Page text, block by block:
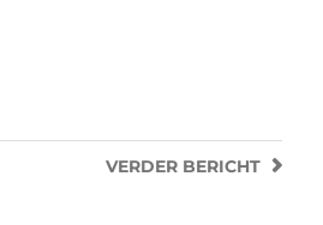
VERDER BERICHT